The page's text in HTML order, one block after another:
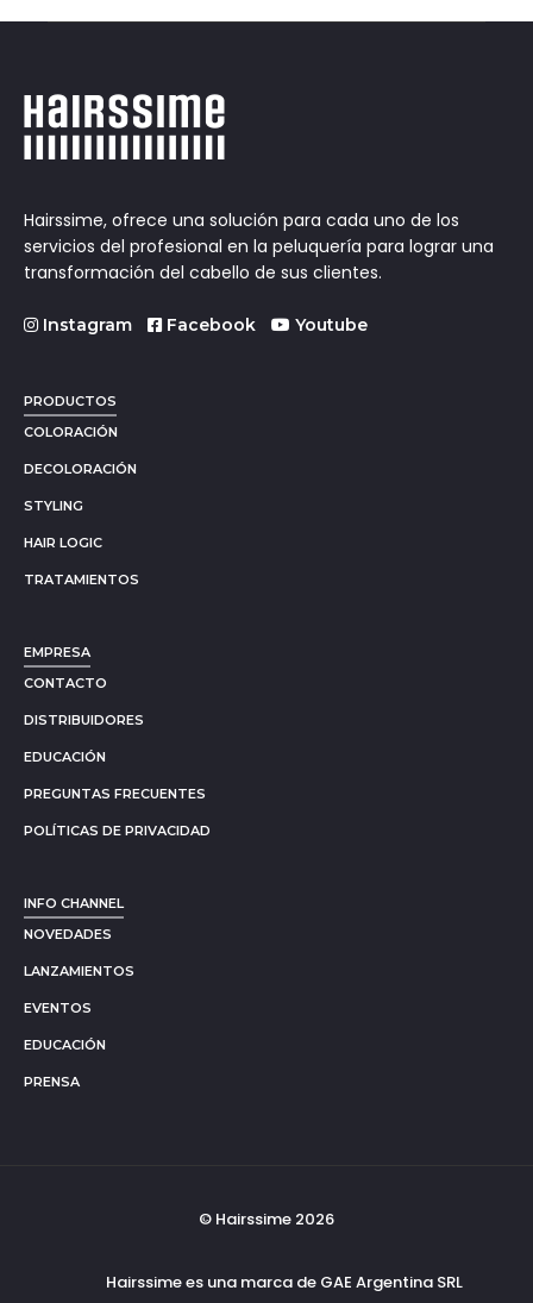
Hairssime, ofrece una solución para cada uno de los
servicios del profesional en la peluquería para lograr una
transformación del cabello de sus clientes.
Instagram Facebook Youtube
PRODUCTOS
COLORACIÓN
DECOLORACIÓN
STYLING
HAIR LOGIC
TRATAMIENTOS
EMPRESA
CONTACTO
DISTRIBUIDORES
EDUCACIÓN
PREGUNTAS FRECUENTES
POLÍTICAS DE PRIVACIDAD
INFO CHANNEL
NOVEDADES
LANZAMIENTOS
EVENTOS
EDUCACIÓN
PRENSA
© Hairssime 2026
Hairssime es una marca de GAE Argentina SRL